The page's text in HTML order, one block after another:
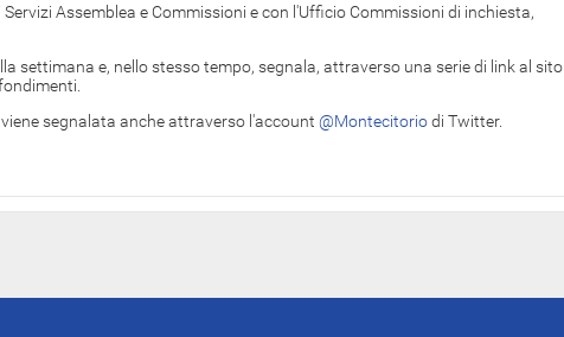
Assemblea e Commissioni e con l'Ufficio Commissioni di inchiesta,
settimana e, nello stesso tempo, segnala, attraverso una serie di link al sito
segnalata anche attraverso l'account @Montecitoriodi Twitter.